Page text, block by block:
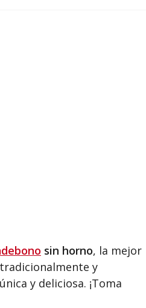
sin horno, la mejor
y
y deliciosa. ¡Toma